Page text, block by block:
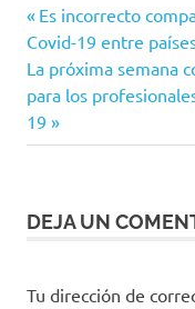
China
COVID-
19
inmunidad
Navegación
de
entradas
Entrada
anterior:
Es incorrecto
Covid-19 entre
Siguiente
entrada:
La próxima semana
para los
19
DEJA UN
Tu dirección de